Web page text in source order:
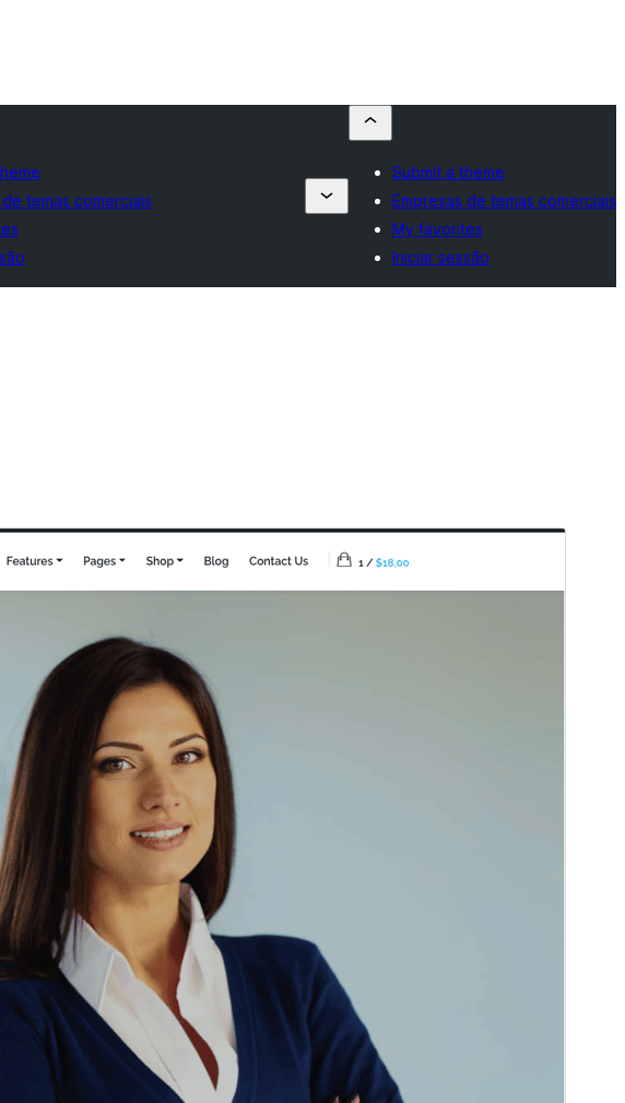
temas comerciais
Submit a theme
Empresas de temas comerciais
My favorites
Iniciar sessão
Versão
1.0.4
Instalações activas
Versão do PHP
Página inicial do tema